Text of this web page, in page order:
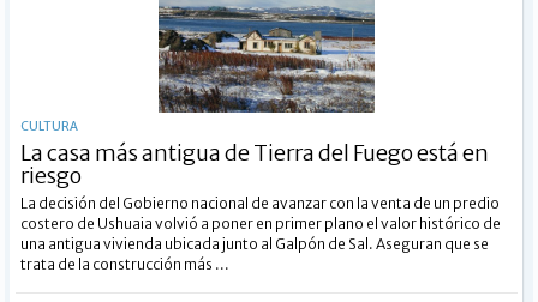
CULTURA
La casa más antigua de Tierra del Fuego está en
riesgo
La decisión del Gobierno nacional de avanzar con la venta de un predio
costero de Ushuaia volvió a poner en primer plano el valor histórico de
una antigua vivienda ubicada junto al Galpón de Sal. Aseguran que se
trata de la construcción más ...